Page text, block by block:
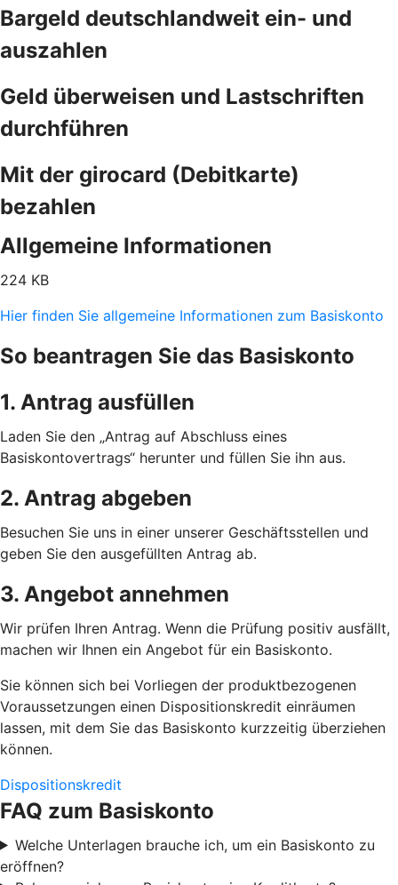
Bargeld deutschlandweit ein- und
auszahlen
Geld überweisen und Lastschriften
durchführen
Mit der girocard (Debitkarte)
bezahlen
Allgemeine Informationen
224 KB
Hier finden Sie allgemeine Informationen zum Basiskonto
So beantragen Sie das Basiskonto
1. Antrag ausfüllen
Laden Sie den „Antrag auf Abschluss eines
Basiskontovertrags“ herunter und füllen Sie ihn aus.
2. Antrag abgeben
Besuchen Sie uns in einer unserer Geschäftsstellen und
geben Sie den ausgefüllten Antrag ab.
3. Angebot annehmen
Wir prüfen Ihren Antrag. Wenn die Prüfung positiv ausfällt,
machen wir Ihnen ein Angebot für ein Basiskonto.
Sie können sich bei Vorliegen der produktbezogenen
Voraussetzungen einen Dispositionskredit einräumen
lassen, mit dem Sie das Basiskonto kurzzeitig überziehen
können.
Dispositionskredit
FAQ zum Basiskonto
Welche Unterlagen brauche ich, um ein Basiskonto zu
eröffnen?